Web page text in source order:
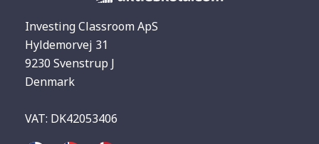
Investing Classroom ApS
Hyldemorvej 31
9230 Svenstrup J
Denmark
VAT: DK42053406